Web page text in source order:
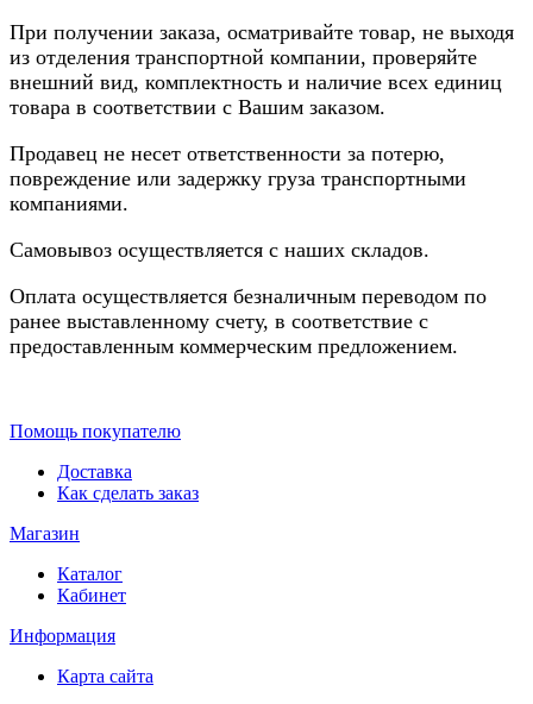
При получении заказа, осматривайте товар, не выходя
из отделения транспортной компании, проверяйте
внешний вид, комплектность и наличие всех единиц
товара в соответствии с Вашим заказом.
Продавец не несет ответственности за потерю,
повреждение или задержку груза транспортными
компаниями.
Самовывоз осуществляется с наших складов.
Оплата осуществляется безналичным переводом по
ранее выставленному счету, в соответствие с
предоставленным коммерческим предложением.
Помощь покупателю
Доставка
Как сделать заказ
Магазин
Каталог
Кабинет
Информация
Карта сайта